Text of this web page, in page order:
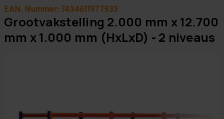
EAN. Nummer: 7434611977933
Grootvakstelling 2.000 mm x 12.700
mm x 1.000 mm (HxLxD) - 2 niveaus